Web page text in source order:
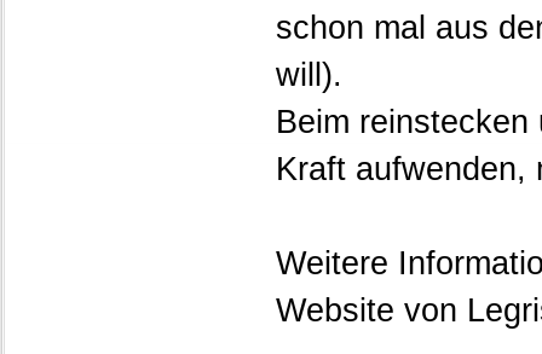
schon mal aus
will).
Beim
Kraft aufwenden,
Weitere
Website von